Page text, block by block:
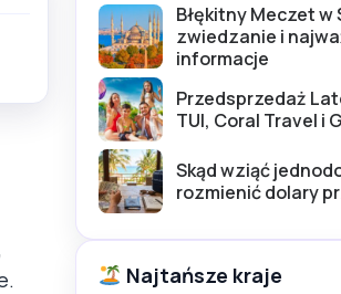
Błękitny Meczet w
zwiedzanie i
informacje
Przedsprzedaż
TUI, Coral Travel i
Skąd wziąć
rozmienić dolary
Najtańsze kraje